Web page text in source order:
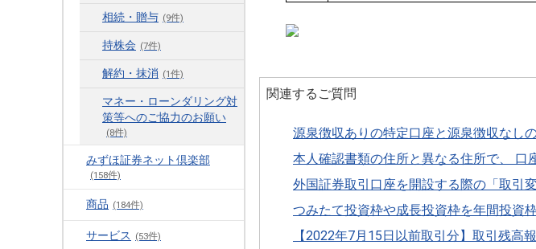
相続・贈与 (9件)
持株会 (7件)
解約・抹消 (1件)
マネー・ローンダリング対
策等へのご協力のお願い
(8件)
みずほ証券ネット倶楽部
(158件)
商品 (184件)
サービス (53件)
関連するご質問
源泉徴収ありの特定口座と源泉徴収なし
本人確認書類の住所と異なる住所で、 口
外国証券取引口座を開設する際の「取引
つみたて投資枠や成長投資枠を年間投資
【2022年7月15日以前取引分】取引残高